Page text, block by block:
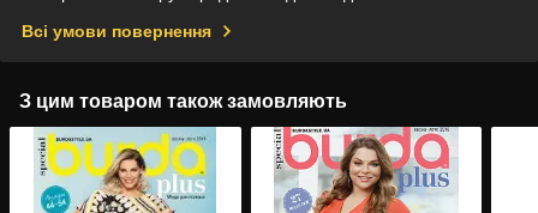
Всі умови повернення
З цим товаром також замовляють